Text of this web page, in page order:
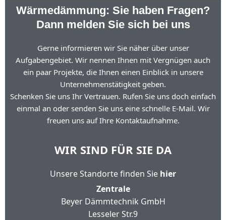
Wärmedämmung: Sie haben Fragen?
Dann melden Sie sich bei uns
Gerne informieren wir Sie näher über unser
Aufgabengebiet. Wir nennen Ihnen mit Vergnügen auch
ein paar Projekte, die Ihnen einen Einblick in unsere
Unternehmenstätigkeit geben.
Schenken Sie uns Ihr Vertrauen. Rufen Sie uns doch einfach
einmal an oder senden Sie uns eine schnelle E-Mail. Wir
freuen uns auf Ihre Kontaktaufnahme.
WIR SIND FÜR SIE DA
Unsere Standorte finden Sie hier
Zentrale
Beyer Dämmtechnik GmbH
Lesseler Str.9